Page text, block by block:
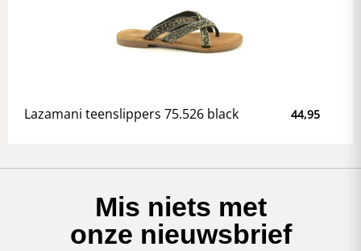
Lazamani teenslippers 75.526 black 44,95
Mis niets met
onze nieuwsbrief